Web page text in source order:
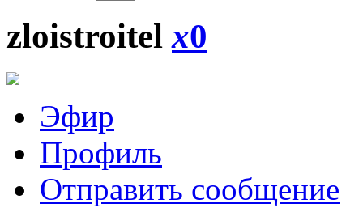
zloistroitelx0
Эфир
Профиль
Отправить сообщение